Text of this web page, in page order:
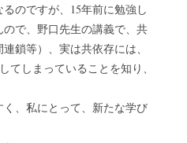
のですが、15年前に勉強し
で、野口先生の講義で、共
鎖等）、実は共依存には、
しまっていることを知り、
、私にとって、新たな学び